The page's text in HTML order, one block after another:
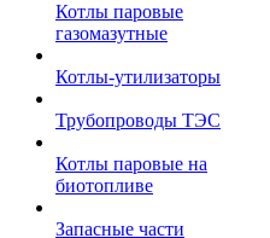
Котлы паровые
газомазутные
Котлы-утилизаторы
Трубопроводы ТЭС
Котлы паровые на
биотопливе
Запасные части